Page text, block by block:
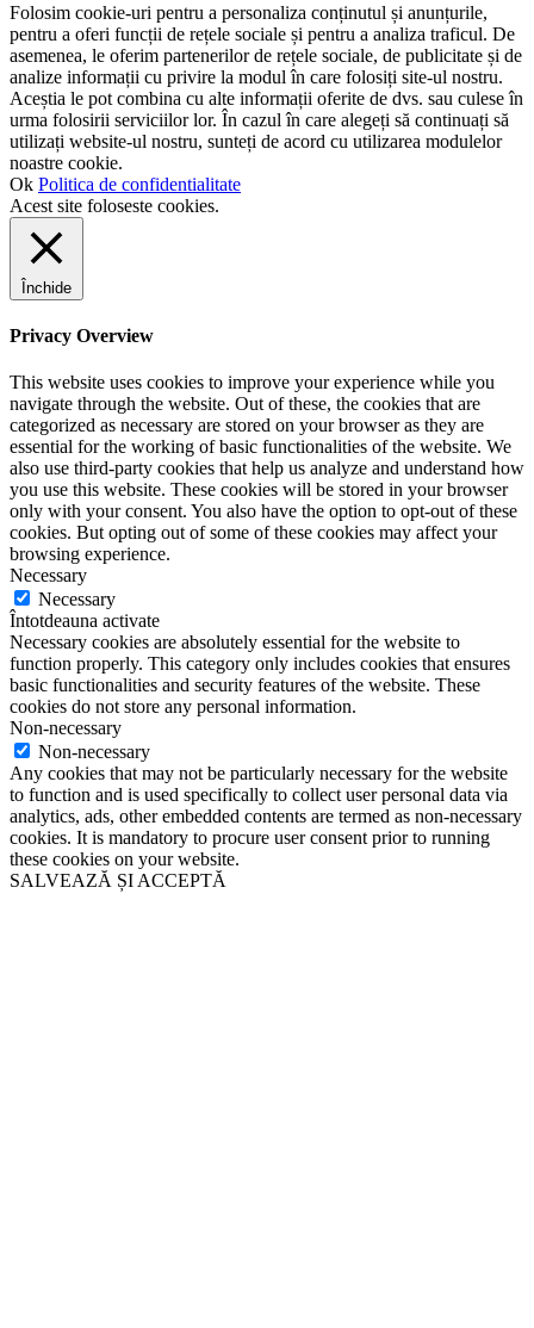
Folosim cookie-uri pentru a personaliza conținutul și anunțurile,
pentru a oferi funcții de rețele sociale și pentru a analiza traficul. De
asemenea, le oferim partenerilor de rețele sociale, de publicitate și de
analize informații cu privire la modul în care folosiți site-ul nostru.
Aceștia le pot combina cu alte informații oferite de dvs. sau culese în
urma folosirii serviciilor lor. În cazul în care alegeți să continuați să
utilizați website-ul nostru, sunteți de acord cu utilizarea modulelor
noastre cookie.
Ok Politica de confidentialitate
Acest site foloseste cookies.
Închide
Privacy Overview
This website uses cookies to improve your experience while you
navigate through the website. Out of these, the cookies that are
categorized as necessary are stored on your browser as they are
essential for the working of basic functionalities of the website. We
also use third-party cookies that help us analyze and understand how
you use this website. These cookies will be stored in your browser
only with your consent. You also have the option to opt-out of these
cookies. But opting out of some of these cookies may affect your
browsing experience.
Necessary
Necessary
Întotdeauna activate
Necessary cookies are absolutely essential for the website to
function properly. This category only includes cookies that ensures
basic functionalities and security features of the website. These
cookies do not store any personal information.
Non-necessary
Non-necessary
Any cookies that may not be particularly necessary for the website
to function and is used specifically to collect user personal data via
analytics, ads, other embedded contents are termed as non-necessary
cookies. It is mandatory to procure user consent prior to running
these cookies on your website.
SALVEAZĂ ȘI ACCEPTĂ